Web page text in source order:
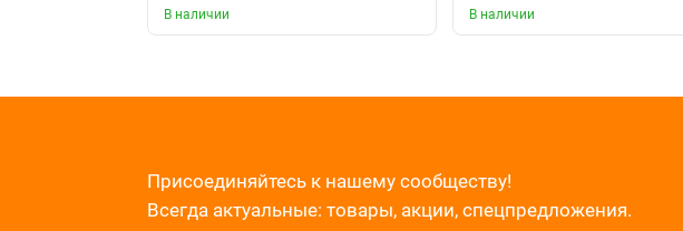
В наличии
В наличии
Присоединяйтесь к нашему сообществу!
Всегда актуальные: товары, акции, спецпредложения.